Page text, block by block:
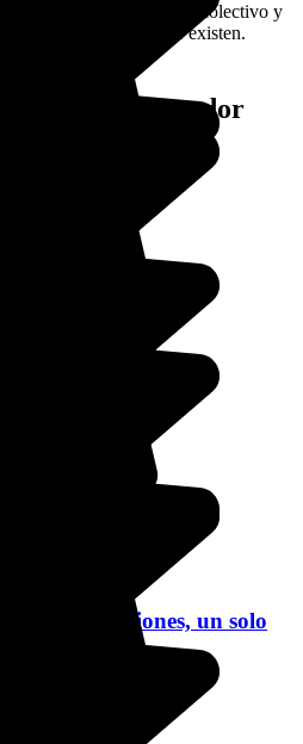
visitar Cuicocha en taxi colectivo y
de las más bonitas que existen.
a Ecuador
cuatro regiones, un solo